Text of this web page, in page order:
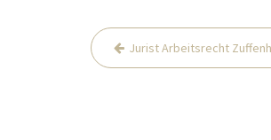
Beitrags-
Navigation
Jurist Arbeitsrecht